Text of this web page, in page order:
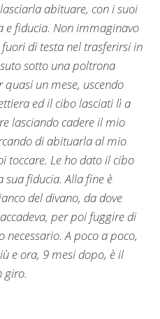
abituare, con i suoi
e fiducia. Non immaginavo
di testa nel trasferirsi in
sotto una poltrona
un mese, uscendo
ed il cibo lasciati lì a
lasciando cadere il mio
di abituarla al mio
toccare. Le ho dato il cibo
fiducia. Alla fine è
del divano, da dove
per poi fuggire di
A poco a poco,
e ora, 9 mesi dopo, è il
giro.